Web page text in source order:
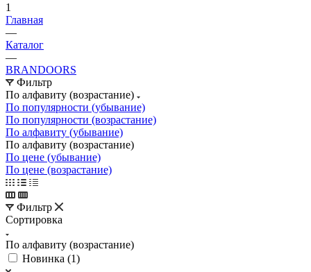
1
Главная
—
Каталог
—
BRANDOORS
Фильтр
По алфавиту (возрастание)
По популярности (убывание)
По популярности (возрастание)
По алфавиту (убывание)
По алфавиту (возрастание)
По цене (убывание)
По цене (возрастание)
Фильтр
Сортировка
По алфавиту (возрастание)
Новинка (1)